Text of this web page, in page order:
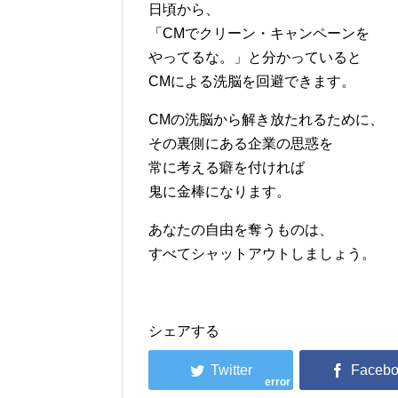
日頃から、
「CMでクリーン・キャンペーンを
やってるな。」と分かっていると
CMによる洗脳を回避できます。
CMの洗脳から解き放たれるために、
その裏側にある企業の思惑を
常に考える癖を付ければ
鬼に金棒になります。
あなたの自由を奪うものは、
すべてシャットアウトしましょう。
シェアする
error